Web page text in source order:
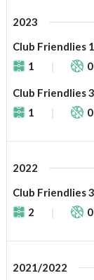
2023
Club Friendlies 1
1
0
Club Friendlies 3
1
0
2022
Club Friendlies 3
2
0
2021/2022